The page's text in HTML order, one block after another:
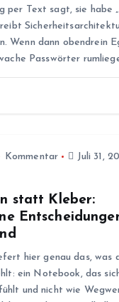
per Text sagt, sie habe
Wenn dann obendrein
Passwörter
Kommentar
Juli 31,
statt Kleber:
hier genau das, was
ein Notebook, das
und nicht wie